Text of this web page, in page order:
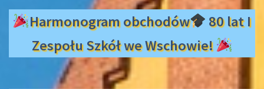
Harmonogram obchodów
80 lat I
Zespołu Szkół we Wschowie!